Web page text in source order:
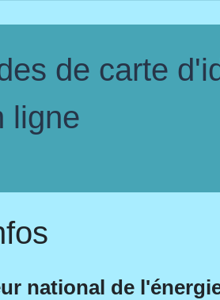
de carte
ligne
national de